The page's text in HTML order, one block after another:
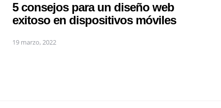
5 consejos para un diseño web
exitoso en dispositivos móviles
19 marzo, 2022